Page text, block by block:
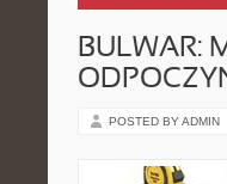
BULWAR:
POSTED BY ADMIN